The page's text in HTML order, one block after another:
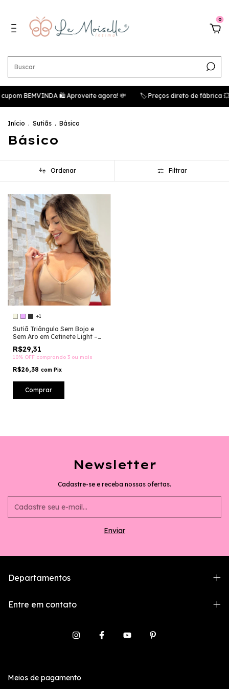
0
BEMVINDA 🛍️ Aproveite agora! 💸 🏷️ Preços direto de fábrica
Início . Sutiãs . Básico
Básico
Ordenar Filtrar
+1
Sutiã Triângulo Sem Bojo e
Sem Aro em Cetinete Light –
Conforto do M ao 52 - ST065
R$29,31
10% OFF comprando 3 ou mais
R$26,38 com Pix
Comprar
Newsletter
Cadastre-se e receba nossas ofertas.
Departamentos
Entre em contato
Meios de pagamento